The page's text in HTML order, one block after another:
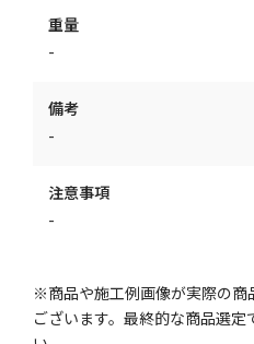
重量
-
備考
-
注意事項
-
※商品や施工例画像が実際の商
ございます。最終的な商品選